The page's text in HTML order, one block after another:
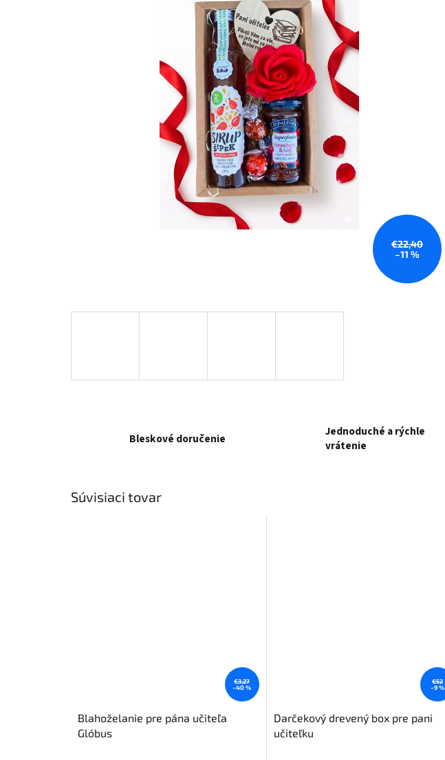
€22,40
–11 %
Bleskové doručenie
Jednoduché a rýchle
vrátenie
Súvisiaci tovar
€3,27
–40 %
Blahoželanie pre pána učiteľa
Glóbus
€52
–9 %
Darčekový drevený box pre pani
učiteľku